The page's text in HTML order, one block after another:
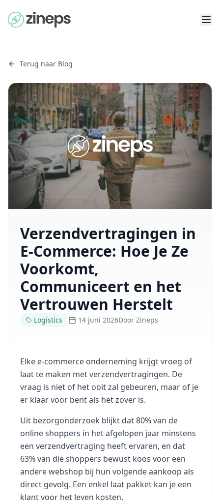
Terug naar Blog
Verzendvertragingen in
E-Commerce: Hoe Je Ze
Voorkomt,
Communiceert en het
Vertrouwen Herstelt
Logistics 14 juni 2026Door Zineps
Elke e-commerce onderneming krijgt vroeg of
laat te maken met verzendvertragingen. De
vraag is niet of het ooit zal gebeuren, maar of je
er klaar voor bent als het zover is.
Uit bezorgonderzoek blijkt dat 80% van de
online shoppers in het afgelopen jaar minstens
een verzendvertraging heeft ervaren, en dat
63% van die shoppers bewust koos voor een
andere webshop bij hun volgende aankoop als
direct gevolg. Een enkel laat pakket kan je een
klant voor het leven kosten.